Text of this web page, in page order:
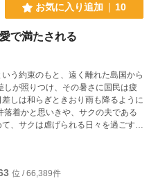
お気に入り追加 10
で満たされる
う約束のもと、遠く離れた島国から
が照りつけ、その暑さに国民は疲
しは和らぎときおり雨も降るように
着かと思いきや、サクの夫である
、サクは虐げられる日々を過ごすこ
位 / 66,389件